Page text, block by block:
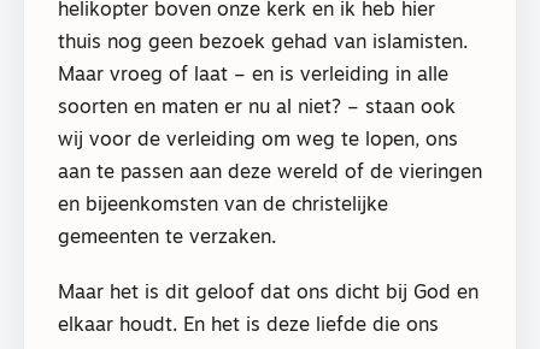
helikopter boven onze kerk en ik heb hier
thuis nog geen bezoek gehad van islamisten.
Maar vroeg of laat – en is verleiding in alle
soorten en maten er nu al niet? – staan ook
wij voor de verleiding om weg te lopen, ons
aan te passen aan deze wereld of de vieringen
en bijeenkomsten van de christelijke
gemeenten te verzaken.
Maar het is dit geloof dat ons dicht bij God en
elkaar houdt. En het is deze liefde die ons